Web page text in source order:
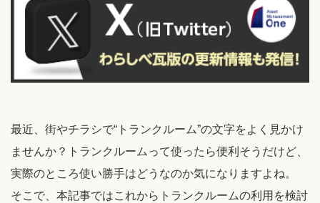
最近、街やチラシで“トランクルーム”の文字をよく見かけ
ませんか？トランクルームって使ったら便利そうだけど、
実際のところ使い勝手はどうなのか気になりますよね。
そこで、本記事ではこれからトランクルームの利用を検討